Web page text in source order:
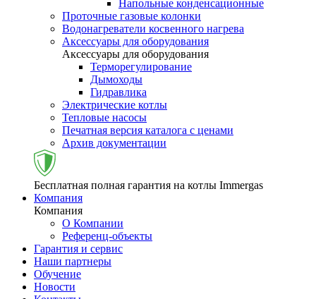
Напольные конденсационные
Проточные газовые колонки
Водонагреватели косвенного нагрева
Аксессуары для оборудования
Аксессуары для оборудования
Терморегулирование
Дымоходы
Гидравлика
Электрические котлы
Тепловые насосы
Печатная версия каталога с ценами
Архив документации
Бесплатная полная гарантия на котлы Immergas
Компания
Компания
О Компании
Референц-объекты
Гарантия и сервис
Наши партнеры
Обучение
Новости